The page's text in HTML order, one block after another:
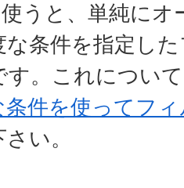
うと、単純にオ
な条件を指定し
す。これについ
条件を使ってフ
い。